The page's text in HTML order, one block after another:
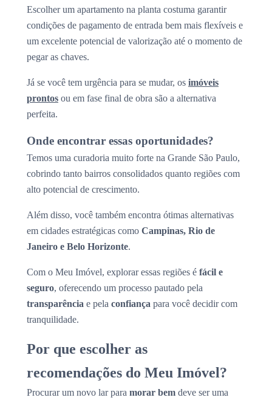
Escolher um apartamento na planta costuma garantir
condições de pagamento de entrada bem mais flexíveis e
um excelente potencial de valorização até o momento de
pegar as chaves.
Já se você tem urgência para se mudar, os imóveis
prontos ou em fase final de obra são a alternativa
perfeita.
Onde encontrar essas oportunidades?
Temos uma curadoria muito forte na Grande São Paulo,
cobrindo tanto bairros consolidados quanto regiões com
alto potencial de crescimento.
Além disso, você também encontra ótimas alternativas
em cidades estratégicas como Campinas, Rio de
Janeiro e Belo Horizonte.
Com o Meu Imóvel, explorar essas regiões é fácil e
seguro, oferecendo um processo pautado pela
transparência e pela confiança para você decidir com
tranquilidade.
Por que escolher as
recomendações do Meu Imóvel?
Procurar um novo lar para morar bem deve ser uma